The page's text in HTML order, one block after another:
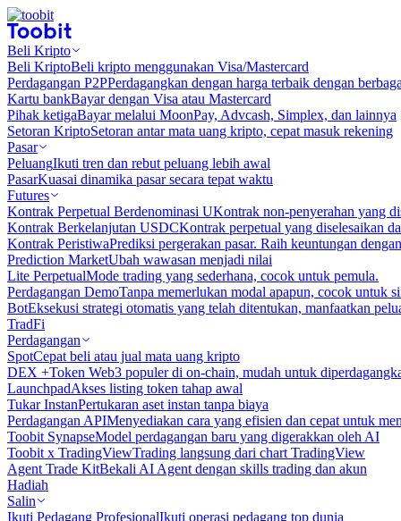
Beli Kripto
Beli KriptoBeli kripto menggunakan Visa/Mastercard
Perdagangan P2PPerdagangkan dengan harga terbaik dengan
Kartu bankBayar dengan Visa atau Mastercard
Pihak ketigaBayar melalui MoonPay, Advcash, Simplex, dan lainnya
Setoran KriptoSetoran antar mata uang kripto, cepat masuk rekening
Pasar
PeluangIkuti tren dan rebut peluang lebih awal
PasarKuasai dinamika pasar secara tepat waktu
Futures
Kontrak Perpetual Berdenominasi UKontrak non-penyerahan yang
Kontrak Berkelanjutan USDCKontrak perpetual yang diselesaikan
Kontrak PeristiwaPrediksi pergerakan pasar. Raih keuntungan
Prediction MarketUbah wawasan menjadi nilai
Lite PerpetualMode trading yang sederhana, cocok untuk pemula.
Perdagangan DemoTanpa memerlukan modal apapun, cocok untuk
BotEksekusi strategi otomatis yang telah ditentukan, manfaatkan
TradFi
Perdagangan
SpotCepat beli atau jual mata uang kripto
DEX +Token Web3 populer di on-chain, mudah untuk
LaunchpadAkses listing token tahap awal
Tukar InstanPertukaran aset instan tanpa biaya
Perdagangan APIMenyediakan cara yang efisien dan cepat untuk
Toobit SynapseModel perdagangan baru yang digerakkan oleh AI
Toobit x TradingViewTrading langsung dari chart TradingView
Agent Trade KitBekali AI Agent dengan skills trading dan akun
Hadiah
Salin
Ikuti Pedagang ProfesionalIkuti operasi pedagang top dunia